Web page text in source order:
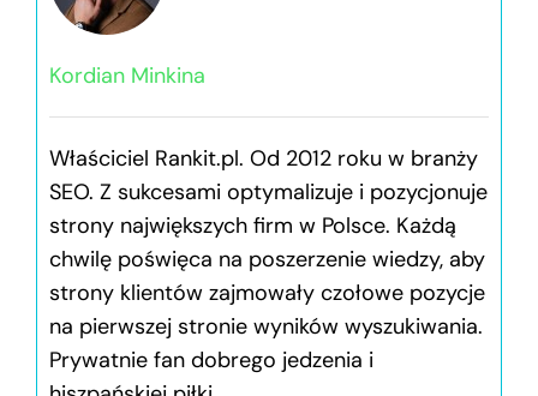
Kordian Minkina
Właściciel Rankit.pl. Od 2012 roku w branży
SEO. Z sukcesami optymalizuje i pozycjonuje
strony największych firm w Polsce. Każdą
chwilę poświęca na poszerzenie wiedzy, aby
strony klientów zajmowały czołowe pozycje
na pierwszej stronie wyników wyszukiwania.
Prywatnie fan dobrego jedzenia i